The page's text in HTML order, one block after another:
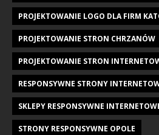
PROJEKTOWANIE LOGO DLA FIRM
PROJEKTOWANIE STRON CHRZANÓW
PROJEKTOWANIE STRON
RESPONSYWNE STRONY
SKLEPY RESPONSYWNE
STRONY RESPONSYWNE OPOLE